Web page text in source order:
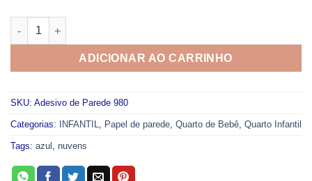
Adesivo Papel de Parede 980 quantidade
ADICIONAR AO CARRINHO
SKU: Adesivo de Parede 980
Categorias: INFANTIL, Papel de parede, Quarto de Bebê, Quarto Infantil
Tags: azul , nuvens